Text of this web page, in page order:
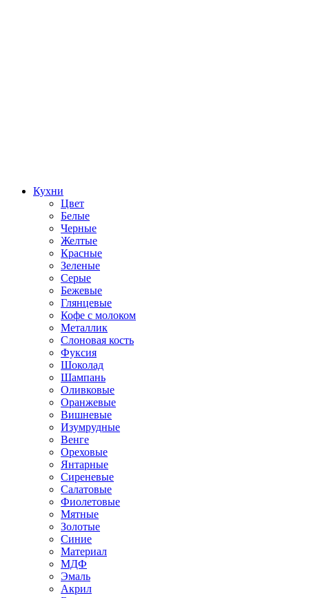
Кухни
Цвет
Белые
Черные
Желтые
Красные
Зеленые
Серые
Бежевые
Глянцевые
Кофе с молоком
Металлик
Слоновая кость
Фуксия
Шоколад
Шампань
Оливковые
Оранжевые
Вишневые
Изумрудные
Венге
Ореховые
Янтарные
Сиреневые
Салатовые
Фиолетовые
Мятные
Золотые
Синие
Материал
МДФ
Эмаль
Акрил